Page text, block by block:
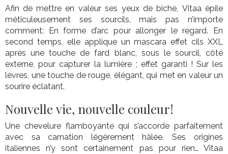
Afin de mettre en valeur ses yeux de biche, Vitaa épile
méticuleusement ses sourcils, mais pas n’importe
comment: En forme d’arc pour allonger le regard. En
second temps, elle applique un mascara effet cils XXL
après une touche de fard blanc, sous le sourcil, côté
externe, pour capturer la lumière ; effet garanti ! Sur les
lèvres, une touche de rouge, élégant, qui met en valeur un
sourire éclatant.
Nouvelle vie, nouvelle couleur!
Une chevelure flamboyante qui s’accorde parfaitement
avec sa carnation légèrement hâlée. Ses origines
italiennes n’y sont certainement pas pour rien… Vitaa